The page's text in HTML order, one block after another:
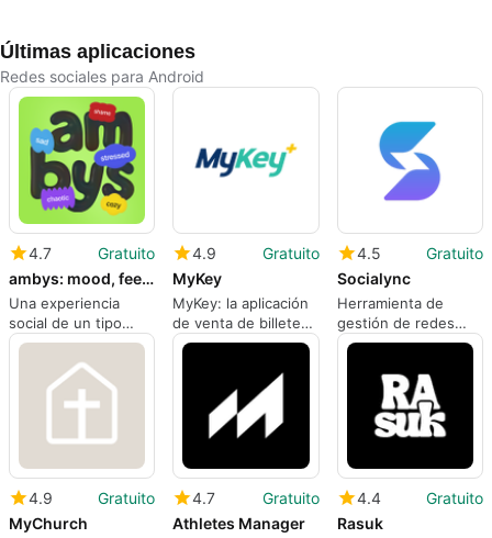
Últimas aplicaciones
Redes sociales para Android
4.7
Gratuito
ambys: mood, feelings, ur ppl
Una experiencia
social de un tipo
diferente
4.9
Gratuito
MyKey
MyKey: la aplicación
de venta de billetes
móviles y tarifas
4.5
Gratuito
Socialync
Herramienta de
gestión de redes
sociales agregada
4.9
Gratuito
MyChurch
4.7
Gratuito
Athletes Manager
4.4
Gratuito
Rasuk